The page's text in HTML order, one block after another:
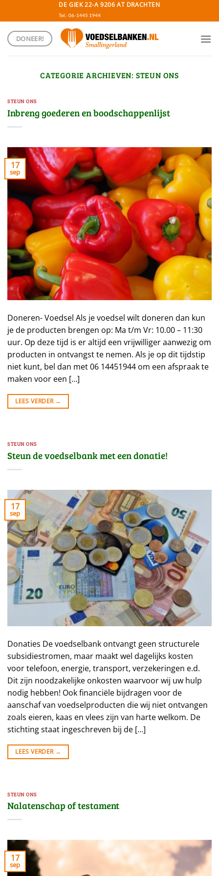
inhoud
DE GIEK 22-A 9206 AT DRACHTEN
Tel.: 06-1445 1944
DONEER!
CATEGORIE ARCHIEVEN: STEUN ONS
STEUN ONS
Inbreng goederen en boodschappenlijst
17
sep
Doneren- Voedsel Als je voedsel wilt doneren dan kun
je de producten brengen op: Ma t/m Vr: 10.00 – 11:30
uur. Op deze tijd is er altijd een vrijwilliger aanwezig om
producten in ontvangst te nemen. Als je op dit tijdstip
niet kunt, bel dan met 06 14451944 om een afspraak te
maken voor een […]
LEES VERDER →
STEUN ONS
Steun de voedselbank met een donatie!
17
sep
Donaties De voedselbank ontvangt geen structurele
subsidiestromen, maar maakt wel dagelijks kosten
voor telefoon, energie, transport, verzekeringen e.d.
Dit zijn noodzakelijke onkosten waarvoor wij uw hulp
nodig hebben! Ook financiële bijdragen voor de
aanschaf van voedselproducten die wij niet ontvangen
zoals eieren, kaas en vlees zijn van harte welkom. De
stichting staat ingeschreven bij de […]
LEES VERDER →
STEUN ONS
Nalatenschap of testament
17
sep